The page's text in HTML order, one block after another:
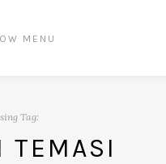
MENU
Tag:
TEMASI